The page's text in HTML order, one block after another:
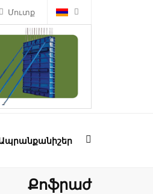
Մուտք
Քոֆրաժ